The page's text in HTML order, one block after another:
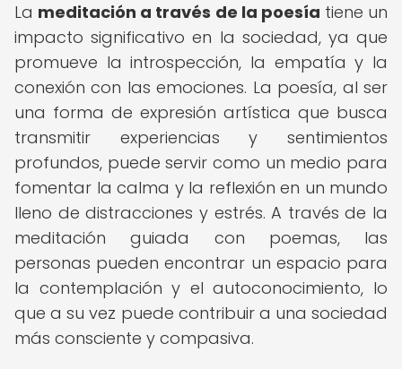
La meditación a través de la poesía tiene un
impacto significativo en la sociedad, ya que
promueve la introspección, la empatía y la
conexión con las emociones. La poesía, al ser
una forma de expresión artística que busca
transmitir experiencias y sentimientos
profundos, puede servir como un medio para
fomentar la calma y la reflexión en un mundo
lleno de distracciones y estrés. A través de la
meditación guiada con poemas, las
personas pueden encontrar un espacio para
la contemplación y el autoconocimiento, lo
que a su vez puede contribuir a una sociedad
más consciente y compasiva.